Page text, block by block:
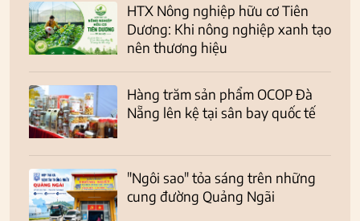
HTX Nông nghiệp hữu cơ Tiên
Dương: Khi nông nghiệp xanh tạo
nên thương hiệu
Hàng trăm sản phẩm OCOP Đà
Nẵng lên kệ tại sân bay quốc tế
"Ngôi sao" tỏa sáng trên những
cung đường Quảng Ngãi